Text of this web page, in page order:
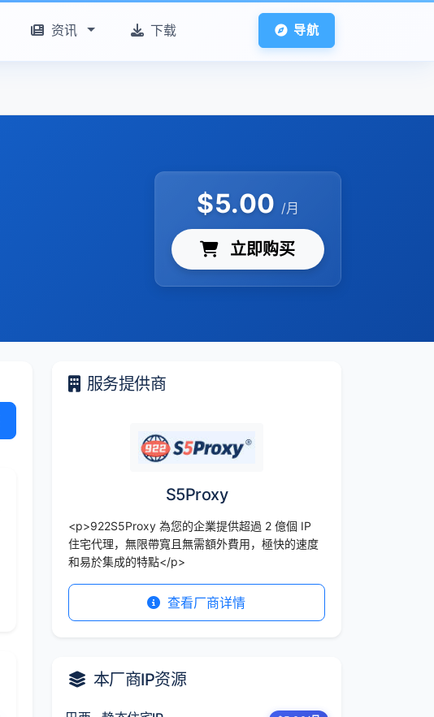
资讯 下载 导航
$5.00 /月
立即购买
服务提供商
S5Proxy
<p>922S5Proxy 為您的企業提供超過 2 億個 IP
住宅代理，無限帶寬且無需額外費用，極快的速度
和易於集成的特點</p>
查看厂商详情
本厂商IP资源